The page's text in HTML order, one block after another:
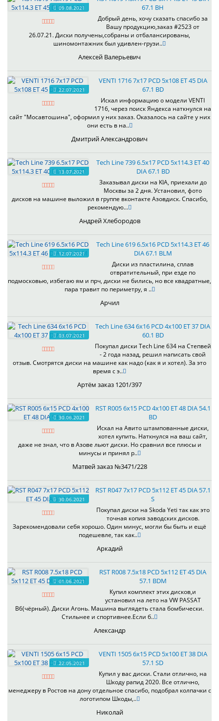
09.08.2021
67.1 BH
Добрый день, хочу сказать спасибо за
Вашу продукцию,заказ #2523 от
26.07.21. Диски получены,собраны и отбалансированы,
шиномонтажник был удивлен-грузи..
Алексей Валерьевич
22.07.2021
VENTI 1716 7x17 PCD 5x108 ET 45 DIA
67.1 BD
Искал информацию о модели VENTI
1716, через поиск Яндекса наткнулся на
сайт "Мосавтошина", оформил у них заказ. Оказалось на сайте у них
они есть в на..
Дмитрий Александрович
13.07.2021
Tech Line 739 6.5x17 PCD 5x114.3 ET 40
DIA 67.1 BD
Заказывал диски на KIA, приехали до
Москвы за 2 дня. Установил, фото
дисков на машине выложил в группе вконтакте Азовдиск. Спасибо,
рекомендую...
Андрей Хлебородов
12.07.2021
Tech Line 619 6.5x16 PCD 5x114.3 ET 46
DIA 67.1 BLM
Диски из пластилина, сплав
отвратительный, при езде по
подмосковью, избегаю ям и прч, диски не бились, но все квадратные,
пара травит по периметру, я ..
Арчил
03.07.2021
Tech Line 634 6x16 PCD 4x100 ET 37 DIA
60.1 BD
Покупал диски Tech Line 634 на Степвей
- 2 года назад, решил написать свой
отзыв. Смотрятся диски на машине как надо (как я и хотел). За это
время с э..
Артём заказ 1201/397
30.06.2021
RST R005 6x15 PCD 4x100 ET 48 DIA 54.1
BD
Искал на Авито штампованные диски,
хотел купить. Наткнулся на ваш сайт,
даже не знал, что в Азове льют диски. Но сравнил все плюсы и
минусы и принял р..
Матвей заказ №3471/228
30.06.2021
RST R047 7x17 PCD 5x112 ET 45 DIA 57.1
S
Покупал диски на Skoda Yeti так как это
точная копия заводских дисков.
Зарекомендовали себя хорошо. Один минус, могли бы быть и ещё
подешевле, так как..
Аркадий
01.06.2021
RST R008 7.5x18 PCD 5x112 ET 45 DIA
57.1 BDM
Купил комплект этих дисков,и
установил на лето на VW PASSAT
B6(чёрный). Диски Агонь. Машина выглядеть стала бомбически.
Стильнее и спортивнее.Если б..
Александр
22.05.2021
VENTI 1505 6x15 PCD 5x100 ET 38 DIA
57.1 SD
Купил у вас диски. Стали отлично, на
Шкоду рапид 2020. Все отлично,
менеджеру в Ростов на дону отдельное спасибо, подобрал колпачки с
логотипом Шкоды,..
Николай